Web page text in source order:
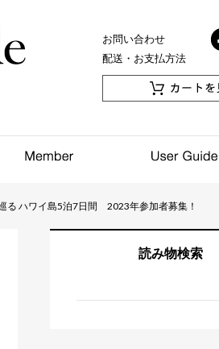
お問い合わせ
配送・お支払方法
る ハワイ島5泊7日間 2023年参加者募集！
読み物検索